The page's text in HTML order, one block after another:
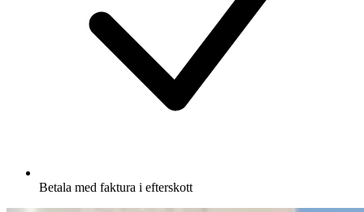
Betala med faktura i efterskott